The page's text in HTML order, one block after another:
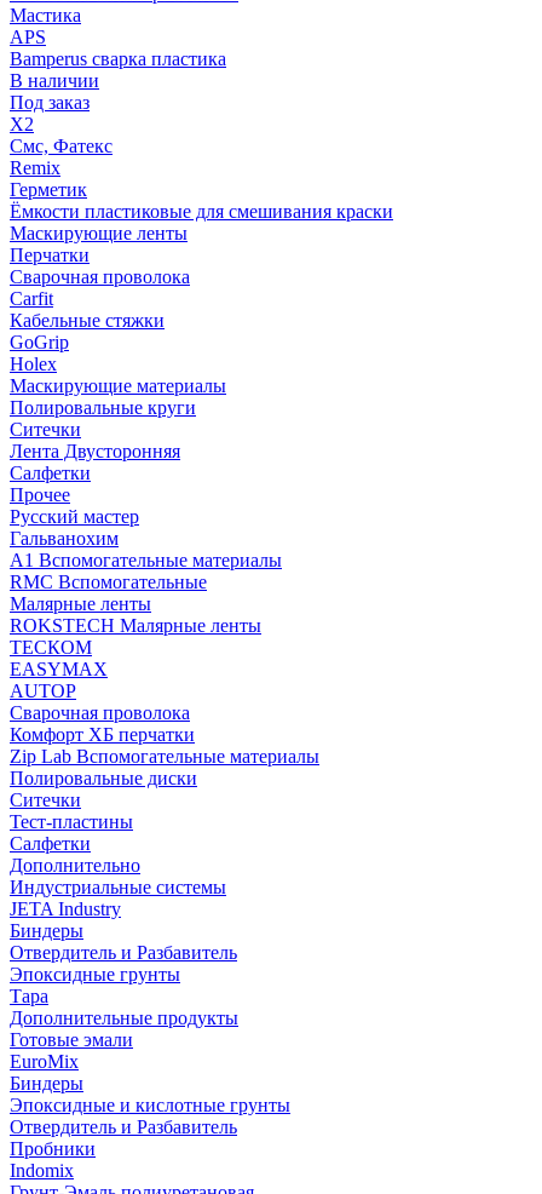
Мастика
APS
Bamperus сварка пластика
В наличии
Под заказ
X2
Смс, Фатекс
Remix
Герметик
Ёмкости пластиковые для смешивания краски
Маскирующие ленты
Перчатки
Сварочная проволока
Carfit
Кабельные стяжки
GoGrip
Holex
Маскирующие материалы
Полировальные круги
Ситечки
Лента Двусторонняя
Салфетки
Прочее
Русский мастер
Гальванохим
А1 Вспомогательные материалы
RMC Вспомогательные
Малярные ленты
ROKSTECH Малярные ленты
ТЕСКОМ
EASYMAX
AUTOP
Сварочная проволока
Комфорт ХБ перчатки
Zip Lab Вспомогательные материалы
Полировальные диски
Ситечки
Тест-пластины
Салфетки
Дополнительно
Индустриальные системы
JETA Industry
Биндеры
Отвердитель и Разбавитель
Эпоксидные грунты
Тара
Дополнительные продукты
Готовые эмали
EuroMix
Биндеры
Эпоксидные и кислотные грунты
Отвердитель и Разбавитель
Пробники
Indomix